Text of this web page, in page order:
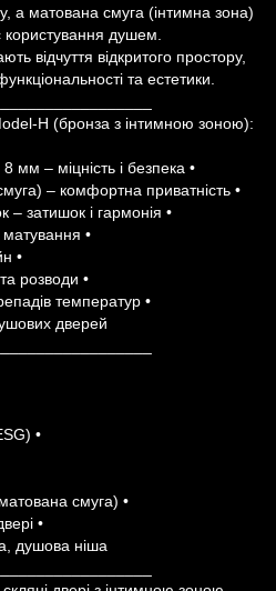
а матована смуга (інтимна зона)
душем.
відчуття відкритого простору,
та естетики.
H (бронза з інтимною зоною):
мм – міцність і безпека •
– комфортна приватність •
– затишок і гармонія •
•
•
розводи •
температур •
дверей
•
смуга) •
•
душова ніша